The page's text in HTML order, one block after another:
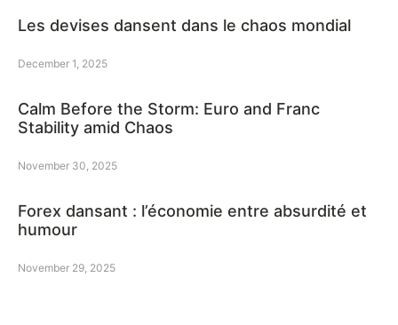
Les devises dansent dans le chaos mondial
December 1, 2025
Calm Before the Storm: Euro and Franc
Stability amid Chaos
November 30, 2025
Forex dansant : l’économie entre absurdité et
humour
November 29, 2025